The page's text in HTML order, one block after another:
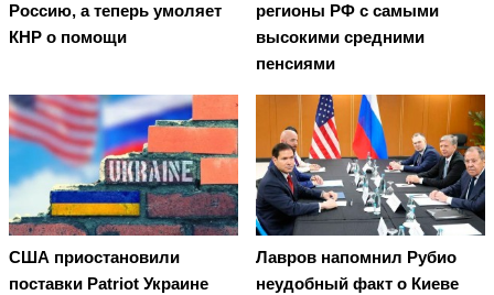
Россию, а теперь умоляет
КНР о помощи
регионы РФ с самыми
высокими средними
пенсиями
США приостановили
поставки Patriot Украине
Лавров напомнил Рубио
неудобный факт о Киеве